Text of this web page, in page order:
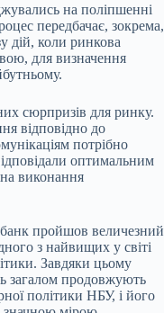
на поліпшенні
передбачає, зокрема,
дій, коли ринкова
для визначення
сюрпризів для ринку.
відповідно до
потрібно
оптимальним
виконання
пройшов величезний
з найвищих у світі
Завдяки цьому
загалом продовжують
політики НБУ, і його